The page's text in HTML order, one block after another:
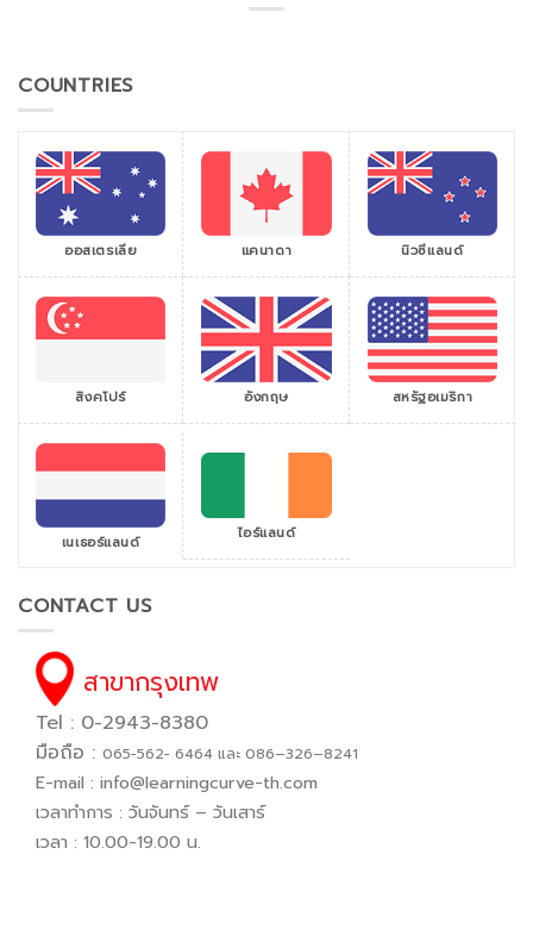
COUNTRIES
ออสเตรเลีย แคนาดา นิวซีแลนด์
สิงคโปร์ อังกฤษ สหรัฐอเมริกา
เนเธอร์แลนด์ ไอร์แลนด์
CONTACT US
สาขากรุงเทพ
Tel : 0-2943-8380
มือถือ : 065−562− 6464 และ 086–326–8241
E-mail : info@learningcurve-th.com
เวลาทำการ : วันจันทร์ – วันเสาร์
เวลา : 10.00-19.00 น.